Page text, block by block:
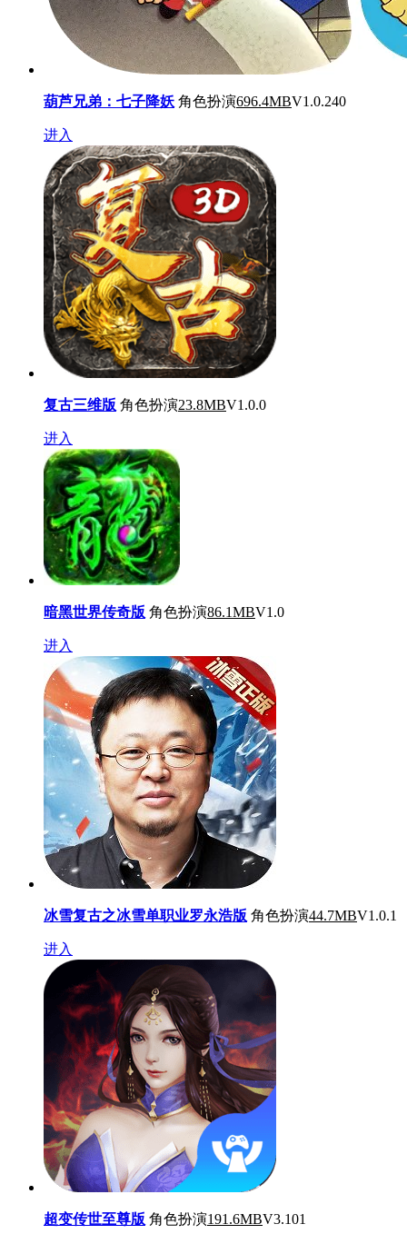
葫芦兄弟：七子降妖 角色扮演696.4MBV1.0.240
进入
复古三维版 角色扮演23.8MBV1.0.0
进入
暗黑世界传奇版 角色扮演86.1MBV1.0
进入
冰雪复古之冰雪单职业罗永浩版 角色扮演44.7MBV1.0.1
进入
超变传世至尊版 角色扮演191.6MBV3.101